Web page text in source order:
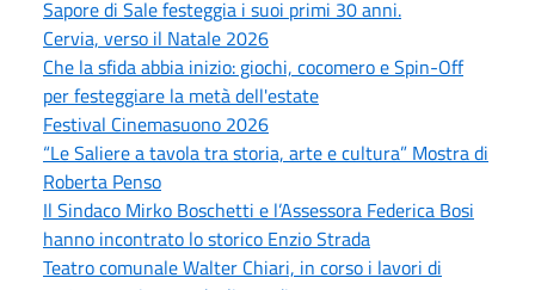
Sapore di Sale festeggia i suoi primi 30 anni.
Cervia, verso il Natale 2026
Che la sfida abbia inizio: giochi, cocomero e Spin-Off
per festeggiare la metà dell'estate
Festival Cinemasuono 2026
“Le Saliere a tavola tra storia, arte e cultura” Mostra di
Roberta Penso
Il Sindaco Mirko Boschetti e l’Assessora Federica Bosi
hanno incontrato lo storico Enzio Strada
Teatro comunale Walter Chiari, in corso i lavori di